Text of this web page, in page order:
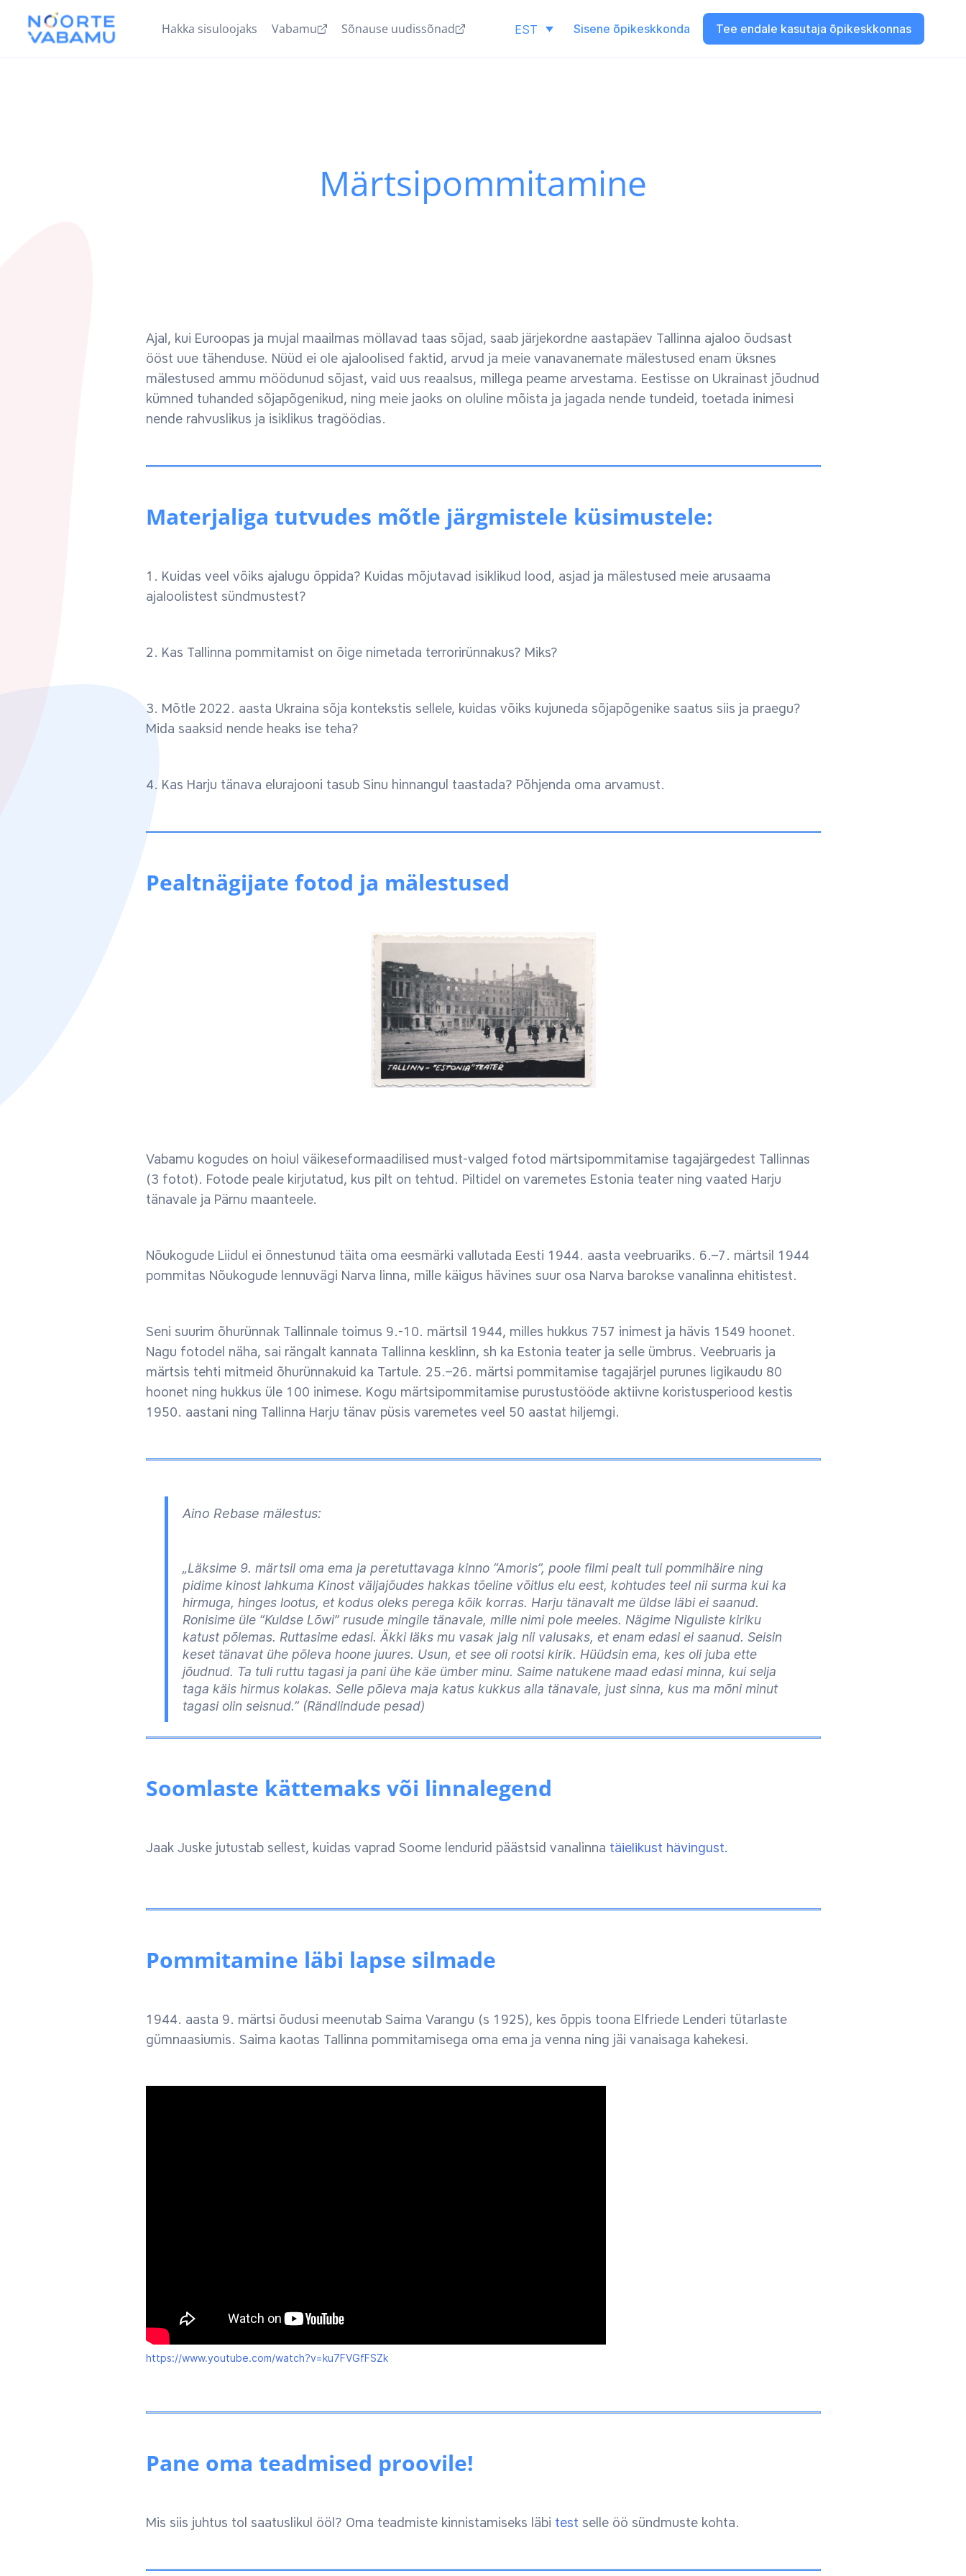
Hakka sisuloojaks Vabamu Sõnause uudissõnad EST Sisene õpikeskkonda Tee endale kasutaja õpikeskkonnas
Märtsipommitamine
Ajal, kui Euroopas ja mujal maailmas möllavad taas sõjad, saab järjekordne aastapäev Tallinna ajaloo õudsast
ööst uue tähenduse. Nüüd ei ole ajaloolised faktid, arvud ja meie vanavanemate mälestused enam üksnes
mälestused ammu möödunud sõjast, vaid uus reaalsus, millega peame arvestama. Eestisse on Ukrainast jõudnud
kümned tuhanded sõjapõgenikud, ning meie jaoks on oluline mõista ja jagada nende tundeid, toetada inimesi
nende rahvuslikus ja isiklikus tragöödias.
Materjaliga tutvudes mõtle järgmistele küsimustele:
1. Kuidas veel võiks ajalugu õppida? Kuidas mõjutavad isiklikud lood, asjad ja mälestused meie arusaama
ajaloolistest sündmustest?
2. Kas Tallinna pommitamist on õige nimetada terrorirünnakus? Miks?
3. Mõtle 2022. aasta Ukraina sõja kontekstis sellele, kuidas võiks kujuneda sõjapõgenike saatus siis ja praegu?
Mida saaksid nende heaks ise teha?
4. Kas Harju tänava elurajooni tasub Sinu hinnangul taastada? Põhjenda oma arvamust.
Pealtnägijate fotod ja mälestused
Vabamu kogudes on hoiul väikeseformaadilised must-valged fotod märtsipommitamise tagajärgedest Tallinnas
(3 fotot). Fotode peale kirjutatud, kus pilt on tehtud. Piltidel on varemetes Estonia teater ning vaated Harju
tänavale ja Pärnu maanteele.
Nõukogude Liidul ei õnnestunud täita oma eesmärki vallutada Eesti 1944. aasta veebruariks. 6.–7. märtsil 1944
pommitas Nõukogude lennuvägi Narva linna, mille käigus hävines suur osa Narva barokse vanalinna ehitistest.
Seni suurim õhurünnak Tallinnale toimus 9.-10. märtsil 1944, milles hukkus 757 inimest ja hävis 1549 hoonet.
Nagu fotodel näha, sai rängalt kannata Tallinna kesklinn, sh ka Estonia teater ja selle ümbrus. Veebruaris ja
märtsis tehti mitmeid õhurünnakuid ka Tartule. 25.–26. märtsi pommitamise tagajärjel purunes ligikaudu 80
hoonet ning hukkus üle 100 inimese. Kogu märtsipommitamise purustustööde aktiivne koristusperiood kestis
1950. aastani ning Tallinna Harju tänav püsis varemetes veel 50 aastat hiljemgi.
Aino Rebase mälestus:
„Läksime 9. märtsil oma ema ja peretuttavaga kinno “Amoris”, poole filmi pealt tuli pommihäire ning
pidime kinost lahkuma Kinost väljajõudes hakkas tõeline võitlus elu eest, kohtudes teel nii surma kui ka
hirmuga, hinges lootus, et kodus oleks perega kõik korras. Harju tänavalt me üldse läbi ei saanud.
Ronisime üle “Kuldse Lõwi” rusude mingile tänavale, mille nimi pole meeles. Nägime Niguliste kiriku
katust põlemas. Ruttasime edasi. Äkki läks mu vasak jalg nii valusaks, et enam edasi ei saanud. Seisin
keset tänavat ühe põleva hoone juures. Usun, et see oli rootsi kirik. Hüüdsin ema, kes oli juba ette
jõudnud. Ta tuli ruttu tagasi ja pani ühe käe ümber minu. Saime natukene maad edasi minna, kui selja
taga käis hirmus kolakas. Selle põleva maja katus kukkus alla tänavale, just sinna, kus ma mõni minut
tagasi olin seisnud.” (Rändlindude pesad)
Soomlaste kättemaks või linnalegend
Jaak Juske jutustab sellest, kuidas vaprad Soome lendurid päästsid vanalinna täielikust hävingust.
Pommitamine läbi lapse silmade
1944. aasta 9. märtsi õudusi meenutab Saima Varangu (s 1925), kes õppis toona Elfriede Lenderi tütarlaste
gümnaasiumis. Saima kaotas Tallinna pommitamisega oma ema ja venna ning jäi vanaisaga kahekesi.
https://www.youtube.com/watch?v=ku7FVGfFSZk
Pane oma teadmised proovile!
Mis siis juhtus tol saatuslikul ööl? Oma teadmiste kinnistamiseks läbi test selle öö sündmuste kohta.